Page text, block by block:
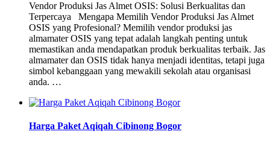
Vendor Produksi Jas Almet OSIS: Solusi Berkualitas dan
Terpercaya Mengapa Memilih Vendor Produksi Jas Almet
OSIS yang Profesional? Memilih vendor produksi jas
almamater OSIS yang tepat adalah langkah penting untuk
memastikan anda mendapatkan produk berkualitas terbaik. Jas
almamater dan OSIS tidak hanya menjadi identitas, tetapi juga
simbol kebanggaan yang mewakili sekolah atau organisasi
anda. …
Harga Paket Aqiqah Cibinong Bogor